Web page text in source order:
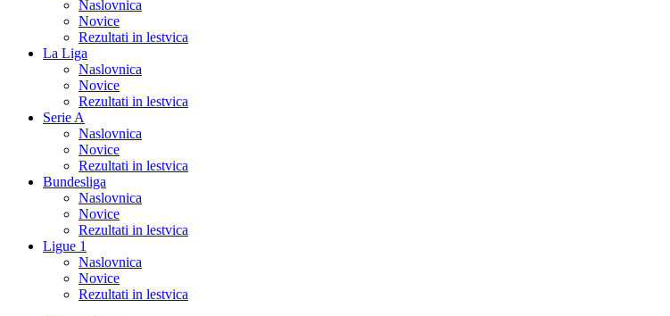
Naslovnica
Novice
Rezultati in lestvica
La Liga
Naslovnica
Novice
Rezultati in lestvica
Serie A
Naslovnica
Novice
Rezultati in lestvica
Bundesliga
Naslovnica
Novice
Rezultati in lestvica
Ligue 1
Naslovnica
Novice
Rezultati in lestvica